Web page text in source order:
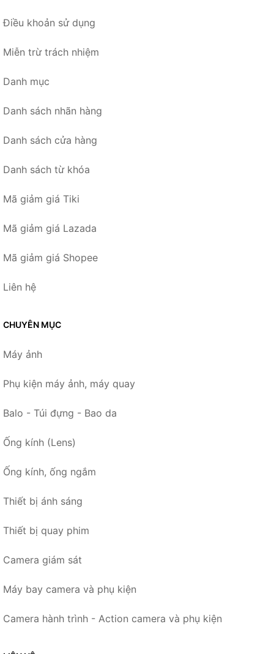
Điều khoản sử dụng
Miễn trừ trách nhiệm
Danh mục
Danh sách nhãn hàng
Danh sách cửa hàng
Danh sách từ khóa
Mã giảm giá Tiki
Mã giảm giá Lazada
Mã giảm giá Shopee
Liên hệ
CHUYÊN MỤC
Máy ảnh
Phụ kiện máy ảnh, máy quay
Balo - Túi đựng - Bao da
Ống kính (Lens)
Ống kính, ống ngắm
Thiết bị ánh sáng
Thiết bị quay phim
Camera giám sát
Máy bay camera và phụ kiện
Camera hành trình - Action camera và phụ kiện